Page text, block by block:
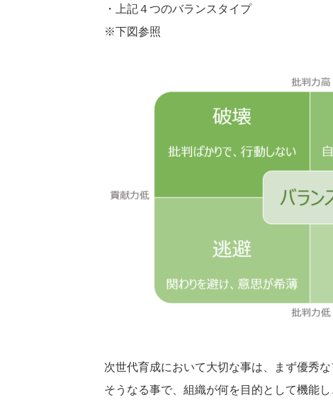
・上記４つのバランスタイプ
※下図参照
次世代育成において大切な事は、まず優秀な
そうなる事で、組織が何を目的として機能